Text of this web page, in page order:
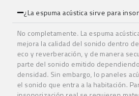
¿La espuma acústica sirve para
No completamente. La espuma
mejora la calidad del sonido dentro
eco y reverberación, y de manera
parte del sonido emitido
densidad. Sin embargo, lo paneles
el sonido que entra a la habitación.